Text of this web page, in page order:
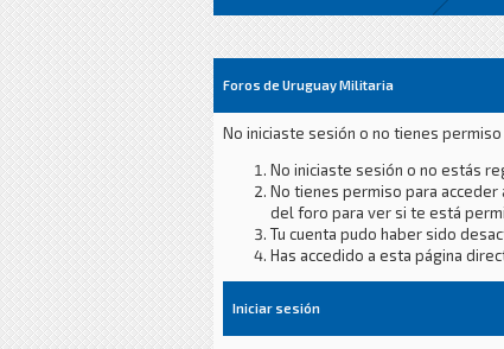
Foros de Uruguay Militaria
No iniciaste sesión o no tienes
No iniciaste sesión o no estás
No tienes permiso para
del foro para ver si te está
Tu cuenta pudo haber sido
Has accedido a esta página
Iniciar sesión